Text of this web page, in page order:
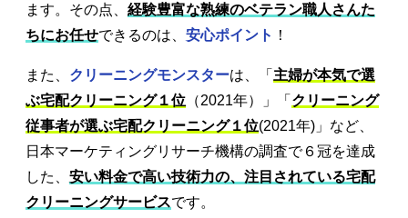
ます。その点、 経験豊富な熟練のベテラン職人さんた
ちにお任せできるのは、 安心ポイント ！
また、 クリーニングモンスターは、「 主婦が本気で選
ぶ宅配クリーニング１位 （2021年）」「 クリーニング
従事者が選ぶ宅配クリーニング１位(2021年)」など、
日本マーケティングリサーチ機構の調査で６冠を達成
した、 安い料金で高い技術力の、注目されている宅配
クリーニングサービスです。